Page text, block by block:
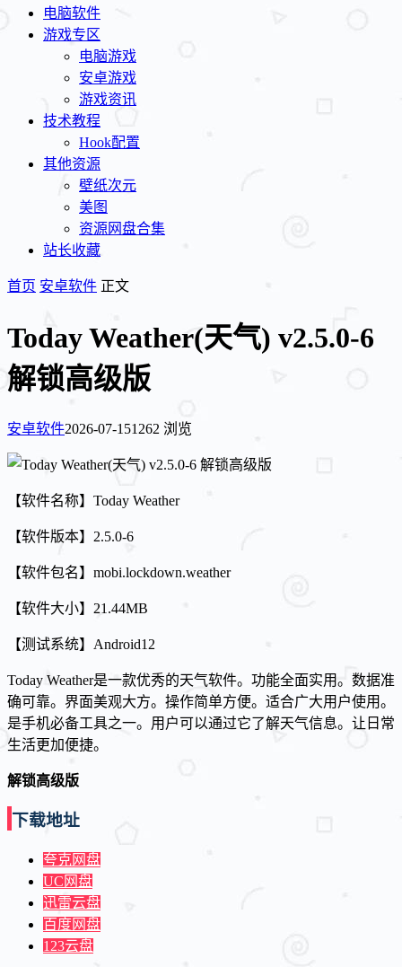
电脑软件
游戏专区
电脑游戏
安卓游戏
游戏资讯
技术教程
Hook配置
其他资源
壁纸次元
美图
资源网盘合集
站长收藏
首页 安卓软件 正文
Today Weather(天气) v2.5.0-6
解锁高级版
安卓软件2026-07-151262 浏览
【软件名称】Today Weather
【软件版本】2.5.0-6
【软件包名】mobi.lockdown.weather
【软件大小】21.44MB
【测试系统】Android12
Today Weather是一款优秀的天气软件。功能全面实用。数据准
确可靠。界面美观大方。操作简单方便。适合广大用户使用。
是手机必备工具之一。用户可以通过它了解天气信息。让日常
生活更加便捷。
解锁高级版
下载地址
夸克网盘
UC网盘
迅雷云盘
百度网盘
123云盘